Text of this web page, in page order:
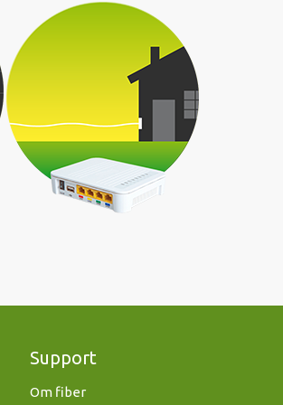
Support
Om fiber